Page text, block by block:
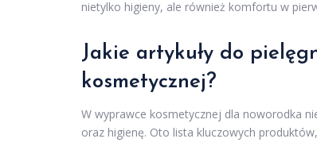
nietylko higieny, ale również komfortu w
Jakie artykuły do
kosmetycznej?
W wyprawce kosmetycznej dla noworodka
oraz higienę. Oto lista kluczowych